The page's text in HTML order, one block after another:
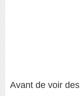
Avant de voir